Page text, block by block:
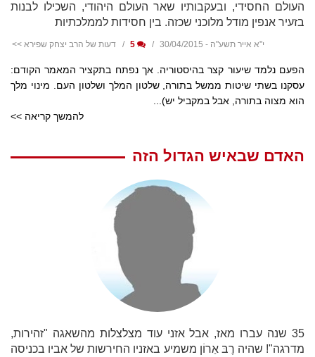
העולם החסידי, ובעקבותיו שאר העולם היהודי, השכילו לבנות
בזעיר אנפין מודל מלוכני שכזה. בין חסידות לממלכתיות
י"א אייר תשע"ה - 30/04/2015 דעות של הרב יצחק שפירא >>
הפעם נלמד שיעור קצר בהיסטוריה. אך נפתח בתקציר המאמר הקודם:
עסקנו בשתי שיטות ממשל בתורה, שלטון המלך ושלטון העם. מינוי מלך
הוא מצוה בתורה, אבל במקביל יש)...
להמשך קריאה >>
האדם שבאיש הגדול הזה
35 שנה עברו מאז, אבל אזני עוד מצלצלות מהשאגה "זהירות,
מדרגה"! שהיה רֶבּ אַרוֹן משמיע באזניו החירשות של אביו בכניסה